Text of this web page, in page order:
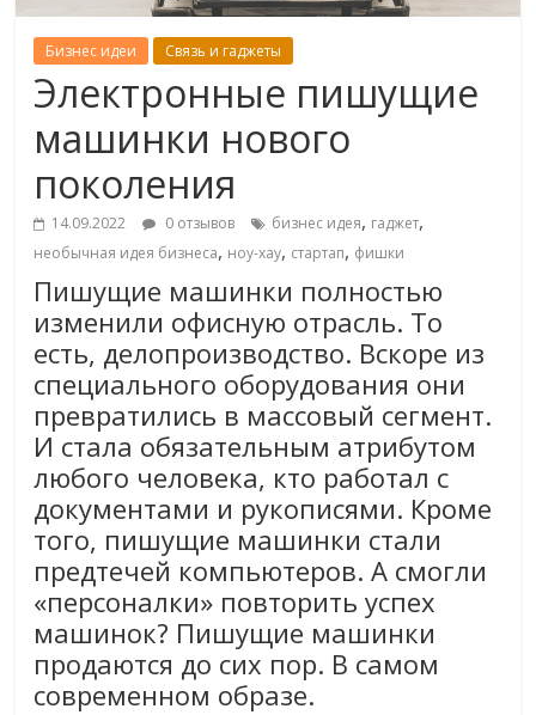
Бизнес идеи Связь и гаджеты
Электронные пишущие
машинки нового
поколения
14.09.2022 0 отзывов бизнес идея, гаджет,
необычная идея бизнеса, ноу-хау, стартап, фишки
Пишущие машинки полностью
изменили офисную отрасль. То
есть, делопроизводство. Вскоре из
специального оборудования они
превратились в массовый сегмент.
И стала обязательным атрибутом
любого человека, кто работал с
документами и рукописями. Кроме
того, пишущие машинки стали
предтечей компьютеров. А смогли
«персоналки» повторить успех
машинок? Пишущие машинки
продаются до сих пор. В самом
современном образе.